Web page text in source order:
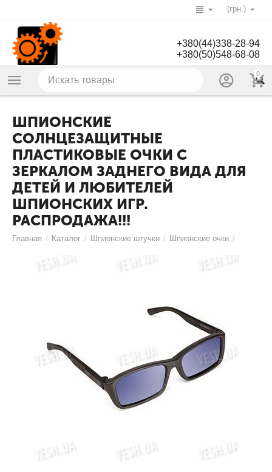
(грн.)
+380(44)338-28-94
+380(50)548-68-08
0
ШПИОНСКИЕ
СОЛНЦЕЗАЩИТНЫЕ
ПЛАСТИКОВЫЕ ОЧКИ С
ЗЕРКАЛОМ ЗАДНЕГО ВИДА ДЛЯ
ДЕТЕЙ И ЛЮБИТЕЛЕЙ
ШПИОНСКИХ ИГР.
РАСПРОДАЖА!!!
Главная / Каталог / Шпионские штучки / Шпионские очки /